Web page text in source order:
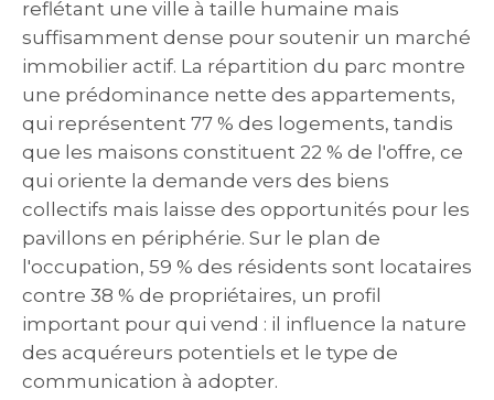
reflétant une ville à taille humaine mais
suffisamment dense pour soutenir un marché
immobilier actif. La répartition du parc montre
une prédominance nette des appartements,
qui représentent 77 % des logements, tandis
que les maisons constituent 22 % de l'offre, ce
qui oriente la demande vers des biens
collectifs mais laisse des opportunités pour les
pavillons en périphérie. Sur le plan de
l'occupation, 59 % des résidents sont locataires
contre 38 % de propriétaires, un profil
important pour qui vend : il influence la nature
des acquéreurs potentiels et le type de
communication à adopter.